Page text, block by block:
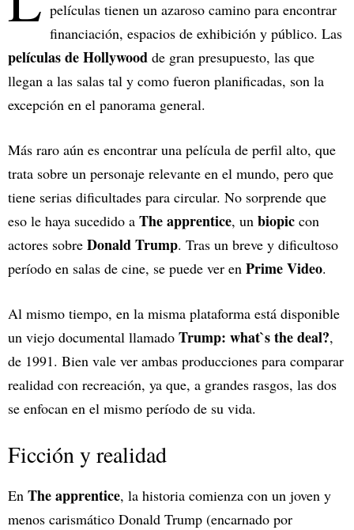
películas tienen un azaroso camino para encontrar
financiación, espacios de exhibición y público. Las
películas de Hollywood de gran presupuesto, las que
llegan a las salas tal y como fueron planificadas, son la
excepción en el panorama general.
Más raro aún es encontrar una película de perfil alto, que
trata sobre un personaje relevante en el mundo, pero que
tiene serias dificultades para circular. No sorprende que
eso le haya sucedido a The apprentice, un biopic con
actores sobre Donald Trump. Tras un breve y dificultoso
período en salas de cine, se puede ver en Prime Video.
Al mismo tiempo, en la misma plataforma está disponible
un viejo documental llamado Trump: what`s the deal?,
de 1991. Bien vale ver ambas producciones para comparar
realidad con recreación, ya que, a grandes rasgos, las dos
se enfocan en el mismo período de su vida.
Ficción y realidad
En The apprentice, la historia comienza con un joven y
menos carismático Donald Trump (encarnado por